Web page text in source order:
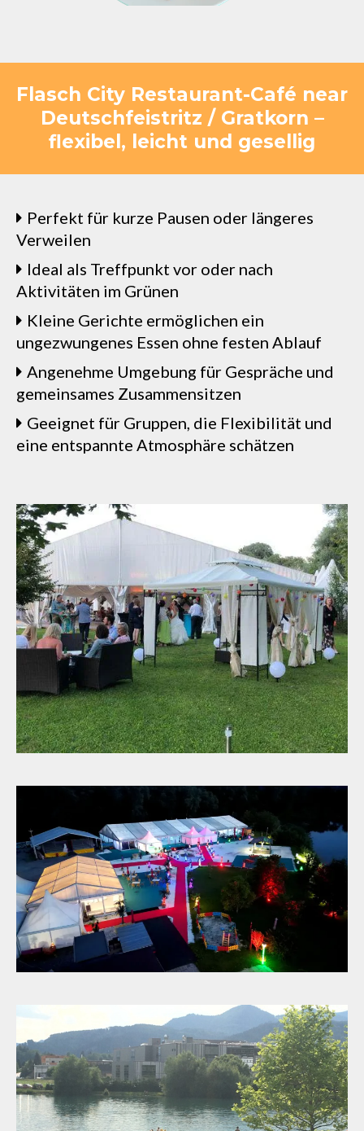
Flasch City Restaurant-Café near
Deutschfeistritz / Gratkorn –
flexibel, leicht und gesellig
Perfekt für kurze Pausen oder längeres
Verweilen
Ideal als Treffpunkt vor oder nach
Aktivitäten im Grünen
Kleine Gerichte ermöglichen ein
ungezwungenes Essen ohne festen Ablauf
Angenehme Umgebung für Gespräche und
gemeinsames Zusammensitzen
Geeignet für Gruppen, die Flexibilität und
eine entspannte Atmosphäre schätzen